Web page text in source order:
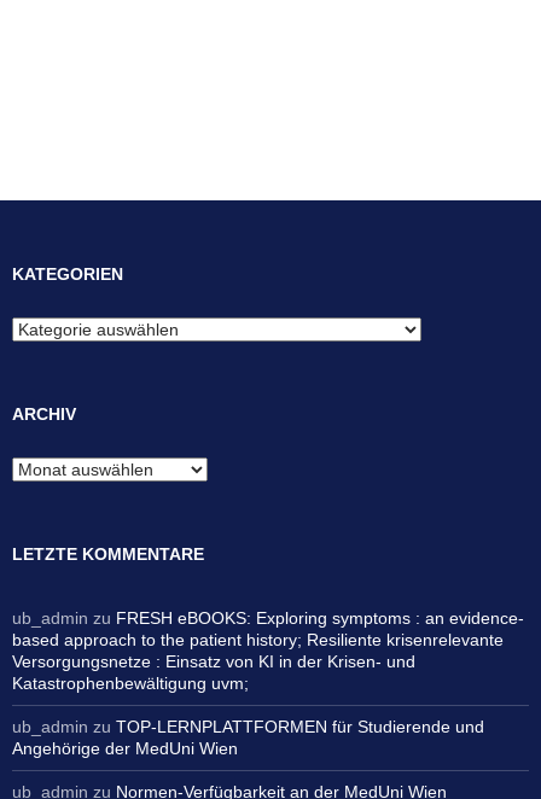
KATEGORIEN
Kategorien
ARCHIV
Archiv
LETZTE KOMMENTARE
ub_admin zu FRESH eBOOKS: Exploring symptoms : an evidence-
based approach to the patient history; Resiliente krisenrelevante
Versorgungsnetze : Einsatz von KI in der Krisen- und
Katastrophenbewältigung uvm;
ub_admin zu TOP-LERNPLATTFORMEN für Studierende und
Angehörige der MedUni Wien
ub_admin zu Normen-Verfügbarkeit an der MedUni Wien